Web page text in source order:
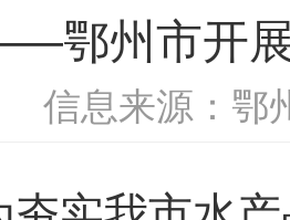
鄂州市开展
信息来源：鄂